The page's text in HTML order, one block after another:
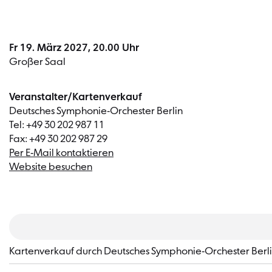
Fr 19. März 2027, 20.00 Uhr
Großer Saal
Veranstalter/Kartenverkauf
Deutsches Symphonie-Orchester Berlin
Tel: +49 30 202 987 11
Fax: +49 30 202 987 29
Per E-Mail kontaktieren
Website besuchen
​Kartenverkauf durch Deutsches Symphonie-Orchester